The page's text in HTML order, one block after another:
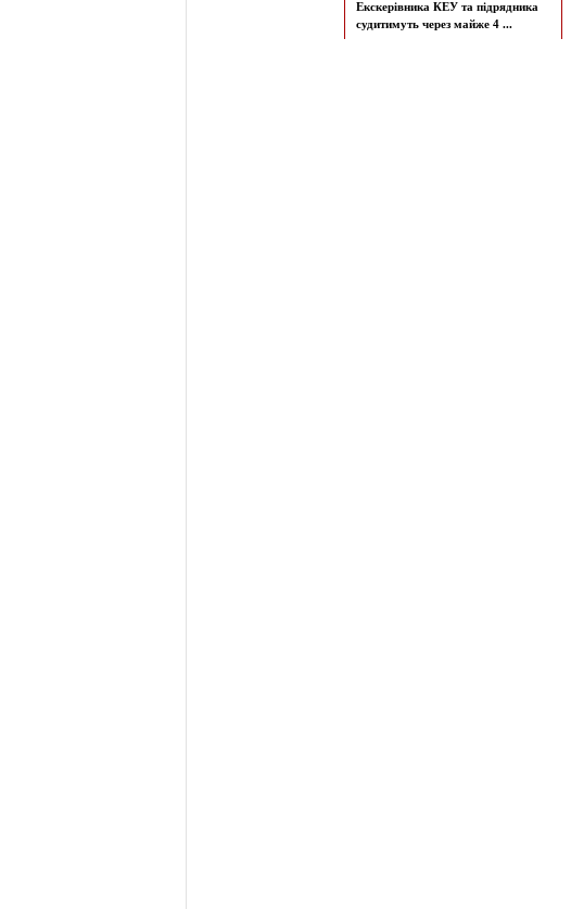
Екскерівника КЕУ та підрядника
судитимуть через майже 4 ...